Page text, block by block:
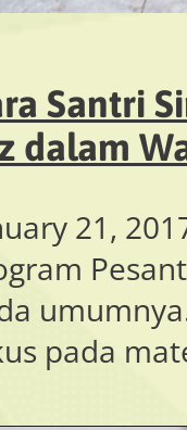
Santri
dalam
21,
pada